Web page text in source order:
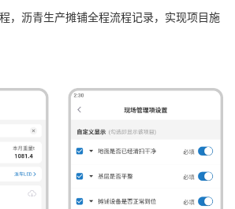
，沥青生产摊铺全程流程记录，实现项目施